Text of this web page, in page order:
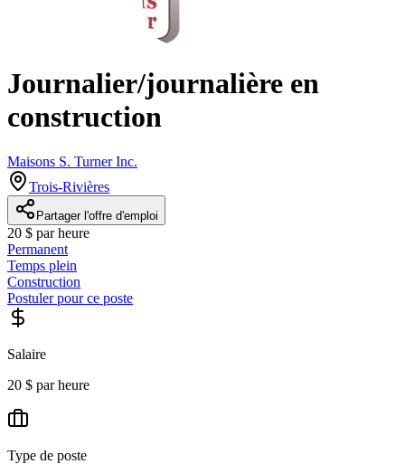
Journalier/journalière en
construction
Maisons S. Turner Inc.
Trois-Rivières
Partager l'offre d'emploi
20 $ par heure
Permanent
Temps plein
Construction
Postuler pour ce poste
Salaire
20 $ par heure
Type de poste